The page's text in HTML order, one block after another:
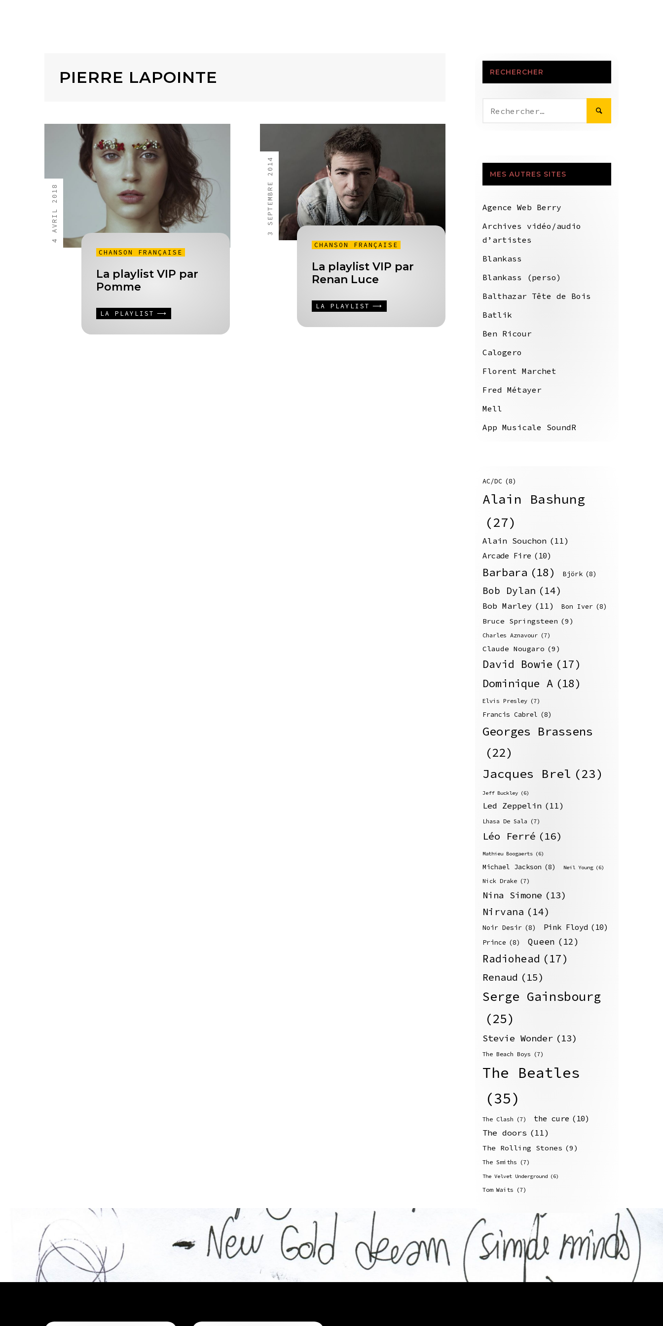
PIERRE LAPOINTE
4 AVRIL 2018
CHANSON FRANÇAISE
La playlist VIP par
Pomme
LA PLAYLIST
3 SEPTEMBRE 2014
CHANSON FRANÇAISE
La playlist VIP par
Renan Luce
LA PLAYLIST
RECHERCHER
MES AUTRES SITES
Agence Web Berry
Archives vidéo/audio
d’artistes
Blankass
Blankass (perso)
Balthazar Tête de Bois
Batlik
Ben Ricour
Calogero
Florent Marchet
Fred Métayer
Mell
App Musicale SoundR
AC/DC (8)
Alain Bashung
(27)
Alain Souchon (11)
Arcade Fire (10)
Barbara (18) Björk (8)
Bob Dylan (14)
Bob Marley (11) Bon Iver (8)
Bruce Springsteen (9)
Charles Aznavour (7)
Claude Nougaro (9)
David Bowie (17)
Dominique A (18)
Elvis Presley (7)
Francis Cabrel (8)
Georges Brassens
(22)
Jacques Brel (23)
Jeff Buckley (6)
Led Zeppelin (11)
Lhasa De Sala (7)
Léo Ferré (16)
Mathieu Boogaerts (6)
Michael Jackson (8) Neil Young (6)
Nick Drake (7)
Nina Simone (13)
Nirvana (14)
Noir Desir (8) Pink Floyd (10)
Prince (8) Queen (12)
Radiohead (17)
Renaud (15)
Serge Gainsbourg
(25)
Stevie Wonder (13)
The Beach Boys (7)
The Beatles
(35)
The Clash (7) the cure (10)
The doors (11)
The Rolling Stones (9)
The Smiths (7)
The Velvet Underground (6)
Tom Waits (7)